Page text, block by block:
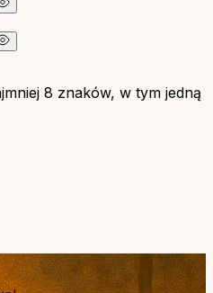
8 znaków, w tym jedną